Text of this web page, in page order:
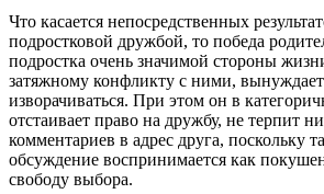
Что касается непосредственных
подростковой дружбой, то победа
подростка очень значимой стороны
затяжному конфликту с ними, вынуждает
изворачиваться. При этом он в
отстаивает право на дружбу, не терпит
комментариев в адрес друга, поскольку
обсуждение воспринимается как
свободу выбора.